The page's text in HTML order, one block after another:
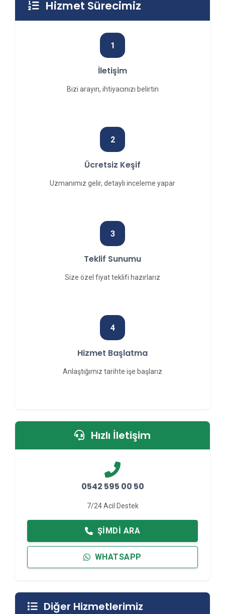
Hizmet Sürecimiz
1
İletişim
Bizi arayın, ihtiyacınızı belirtin
2
Ücretsiz Keşif
Uzmanımız gelir, detaylı inceleme yapar
3
Teklif Sunumu
Size özel fiyat teklifi hazırlarız
4
Hizmet Başlatma
Anlaştığımız tarihte işe başlarız
Hızlı İletişim
0542 595 00 50
7/24 Acil Destek
ŞIMDI ARA
WHATSAPP
Diğer Hizmetlerimiz